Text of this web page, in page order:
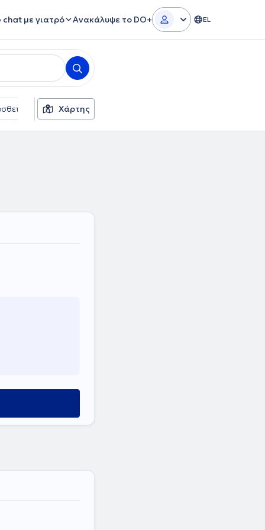
chat με γιατρό Ανακάλυψε το DO+ EL
φίλτρα Φύλο
Χάρτης